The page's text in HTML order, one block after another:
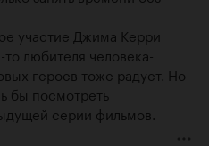
участие Джима Керри
то любителя человека-
героев тоже радует. Но
бы посмотреть
серии фильмов.